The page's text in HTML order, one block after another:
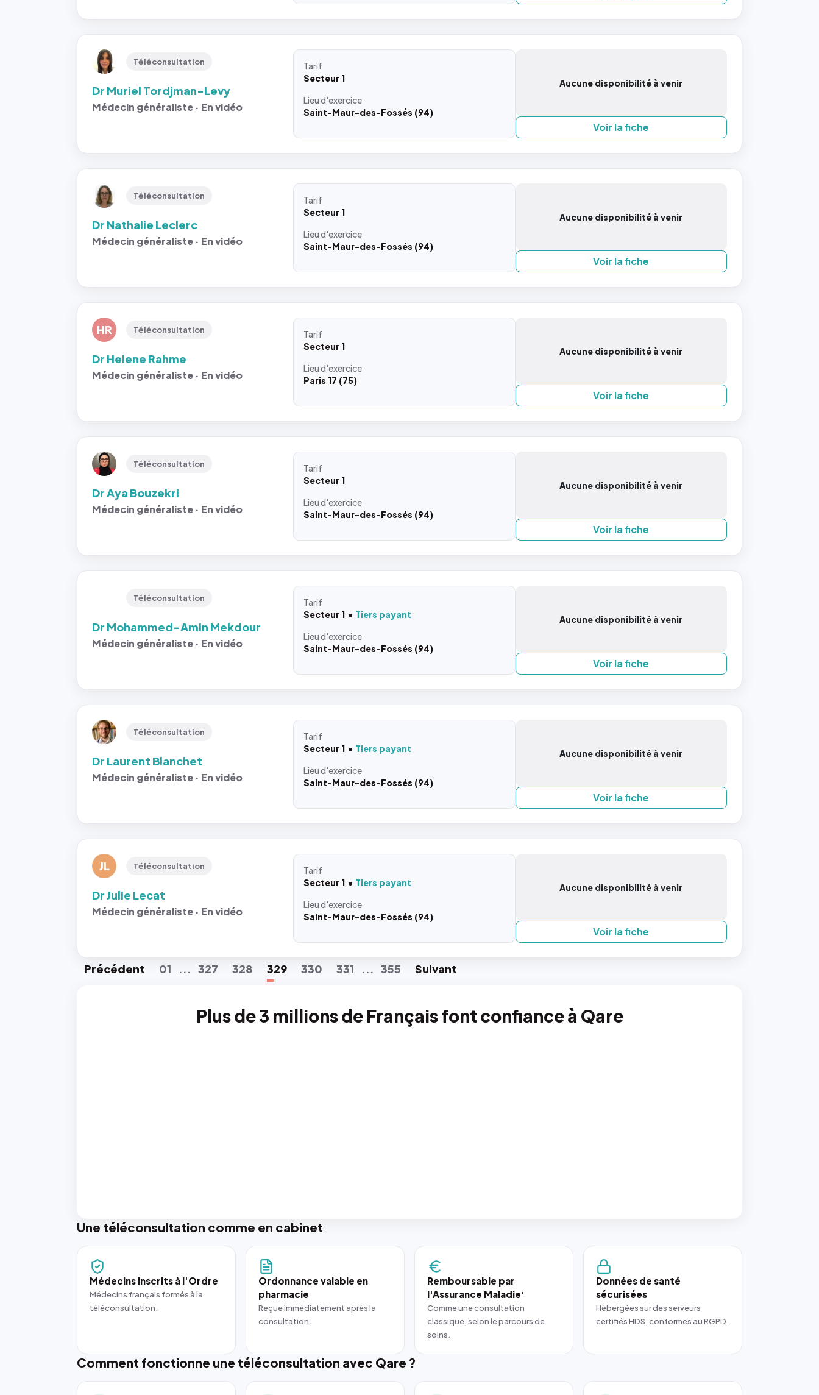
Téléconsultation
Dr Muriel Tordjman-Levy
Médecin généraliste · En vidéo
Tarif
Secteur 1
Lieud'exercice
Saint-Maur-des-Fossés (94)
Aucune disponibilité à venir
Voir la fiche
Téléconsultation
Dr Nathalie Leclerc
Médecin généraliste · En vidéo
Tarif
Secteur 1
Lieud'exercice
Saint-Maur-des-Fossés (94)
Aucune disponibilité à venir
Voir la fiche
HR Téléconsultation
Dr Helene Rahme
Médecin généraliste · En vidéo
Tarif
Secteur 1
Lieud'exercice
Paris 17 (75)
Aucune disponibilité à venir
Voir la fiche
Téléconsultation
Dr Aya Bouzekri
Médecin généraliste · En vidéo
Tarif
Secteur 1
Lieud'exercice
Saint-Maur-des-Fossés (94)
Aucune disponibilité à venir
Voir la fiche
Téléconsultation
Dr Mohammed-Amin Mekdour
Médecin généraliste · En vidéo
Tarif
Secteur 1
Tiers payant
Lieud'exercice
Saint-Maur-des-Fossés (94)
Aucune disponibilité à venir
Voir la fiche
Téléconsultation
Dr Laurent Blanchet
Médecin généraliste · En vidéo
Tarif
Secteur 1
Tiers payant
Lieud'exercice
Saint-Maur-des-Fossés (94)
Aucune disponibilité à venir
Voir la fiche
JL Téléconsultation
Dr Julie Lecat
Médecin généraliste · En vidéo
Tarif
Secteur 1
Tiers payant
Lieud'exercice
Saint-Maur-des-Fossés (94)
Aucune disponibilité à venir
Voir la fiche
Précédent 01 ... 327 328 329 330 331 ... 355 Suivant
Plus de 3 millions de Français font confiance à Qare
Une téléconsultation comme en cabinet
Médecins inscrits à l'Ordre
Médecins français formés à la
téléconsultation.
Ordonnance valable en
pharmacie
Reçue immédiatement après la
consultation.
Remboursable par
l'Assurance Maladie*
Comme une consultation
classique, selon le parcours de
soins.
Données de santé
sécurisées
Hébergées sur des serveurs
certifiés HDS, conformes au RGPD.
Comment fonctionne une téléconsultation avec Qare ?